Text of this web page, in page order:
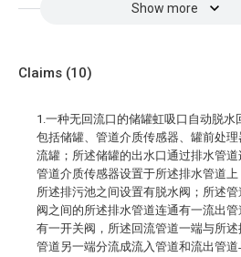
Show more
Claims (10)
1.一种无回流口的储罐虹吸口自动脱水
包括储罐、管道介质传感器、罐前处
流罐；所述储罐的出水口通过排水管
管道介质传感器设置于所述排水管道
所述排污池之间设置有脱水阀；所述
阀之间的所述排水管道连通有一流出
有一开关阀，所述回流管道一端与所
管道另一端分流成流入管道和流出管